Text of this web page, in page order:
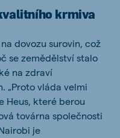
krmiva
dovozu surovin, což
se zemědělství stalo
na zdraví
„Proto vláda velmi
Heus, které berou
továrna společnosti
je